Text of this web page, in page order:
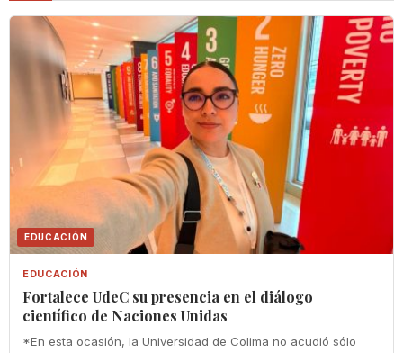
EDUCACIÓN
EDUCACIÓN
Fortalece UdeC su presencia en el diálogo
científico de Naciones Unidas
*En esta ocasión, la Universidad de Colima no acudió sólo